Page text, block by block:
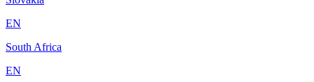
EN
South Africa
EN